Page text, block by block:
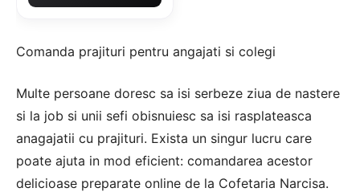
Comanda prajituri pentru angajati si colegi
Multe persoane doresc sa isi serbeze ziua de nastere
si la job si unii sefi obisnuiesc sa isi rasplateasca
anagajatii cu prajituri. Exista un singur lucru care
poate ajuta in mod eficient: comandarea acestor
delicioase preparate online de la Cofetaria Narcisa.